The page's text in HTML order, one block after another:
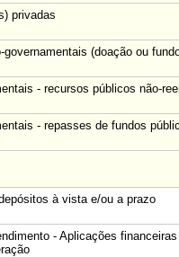
privadas
governamentais (doação ou
- recursos públicos não-
- repasses de fundos
à vista e/ou a prazo
- Aplicações